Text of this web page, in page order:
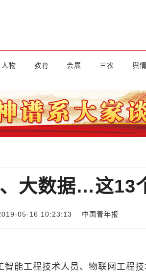
人物 教育 会展 三农 舆情
大数据…这13
05-16 10:23:13 中国青年报
能工程技术人员、物联网工程技